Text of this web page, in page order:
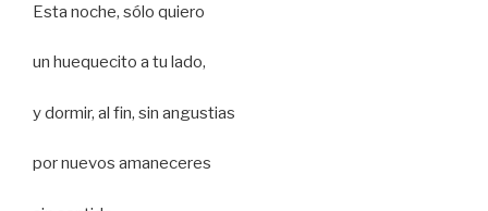
Esta noche, sólo quiero
un huequecito a tu lado,
y dormir, al fin, sin angustias
por nuevos amaneceres